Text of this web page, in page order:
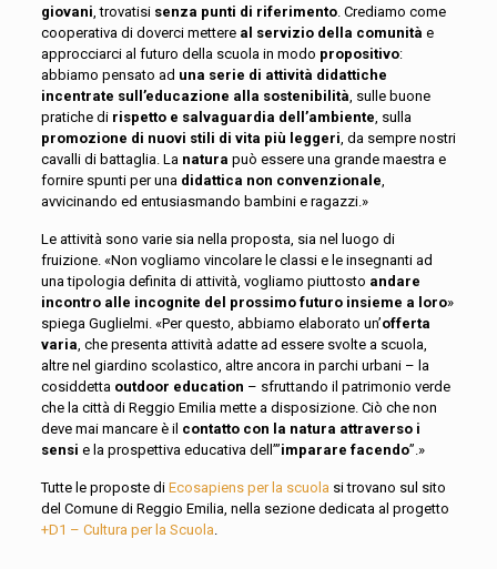
giovani, trovatisi senza punti di riferimento. Crediamo come
cooperativa di doverci mettere al servizio della comunità e
approcciarci al futuro della scuola in modo propositivo:
abbiamo pensato ad una serie di attività didattiche
incentrate sull’educazione alla sostenibilità, sulle buone
pratiche di rispetto e salvaguardia dell’ambiente, sulla
promozione di nuovi stili di vita più leggeri, da sempre nostri
cavalli di battaglia. La natura può essere una grande maestra e
fornire spunti per una didattica non convenzionale,
avvicinando ed entusiasmando bambini e ragazzi.»
Le attività sono varie sia nella proposta, sia nel luogo di
fruizione. «Non vogliamo vincolare le classi e le insegnanti ad
una tipologia definita di attività, vogliamo piuttosto andare
incontro alle incognite del prossimo futuro insieme a loro»
spiega Guglielmi. «Per questo, abbiamo elaborato un’offerta
varia, che presenta attività adatte ad essere svolte a scuola,
altre nel giardino scolastico, altre ancora in parchi urbani – la
cosiddetta outdoor education – sfruttando il patrimonio verde
che la città di Reggio Emilia mette a disposizione. Ciò che non
deve mai mancare è il contatto con la natura attraverso i
sensi e la prospettiva educativa dell’”imparare facendo”.»
Tutte le proposte di Ecosapiens per la scuola si trovano sul sito
del Comune di Reggio Emilia, nella sezione dedicata al progetto
+D1 – Cultura per la Scuola.